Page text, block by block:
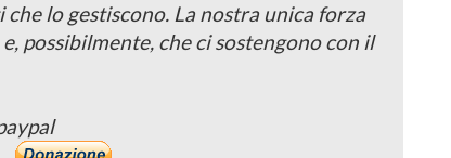
lo gestiscono. La nostra unica forza
possibilmente, che ci sostengono con il